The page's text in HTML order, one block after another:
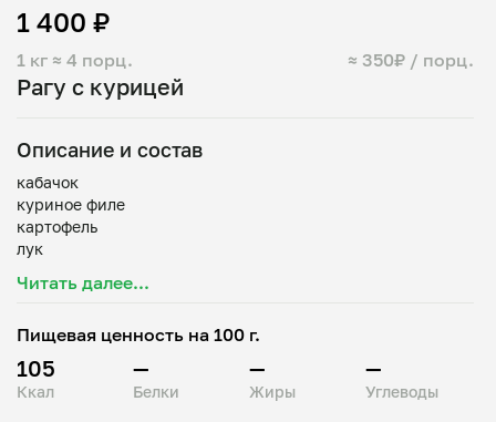
Рагу с курицей
1 кг ≈ 4 порц. ≈ 350₽ / порц.
1 400 ₽
Описание и состав
кабачок
куриное филе
картофель
лук
масло растительное
зелень
перец сладкий
Читать далее...
Пищевая ценность на 100 г.
105
Ккал
—
Белки
—
Жиры
—
Углеводы